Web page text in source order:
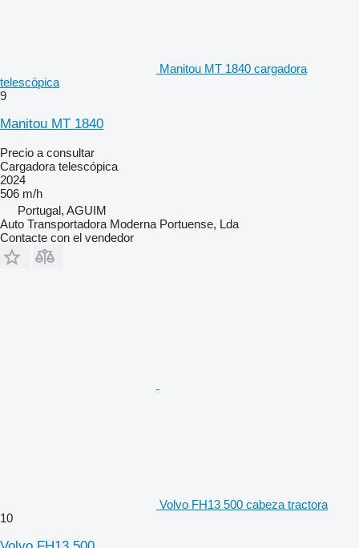
Manitou MT 1840 cargadora
telescópica
9
Manitou MT 1840
Precio a consultar
Cargadora telescópica
2024
506 m/h
Portugal, AGUIM
Auto Transportadora Moderna Portuense, Lda
Contacte con el vendedor
Volvo FH13 500 cabeza tractora
10